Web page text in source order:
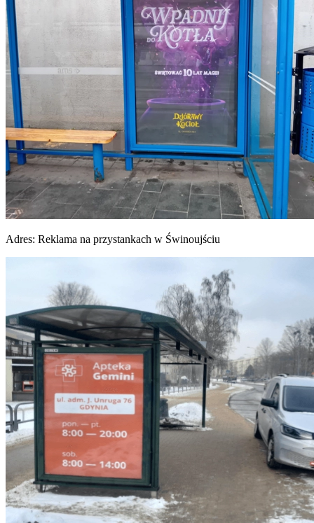
Adres: Reklama na przystankach w Świnoujściu